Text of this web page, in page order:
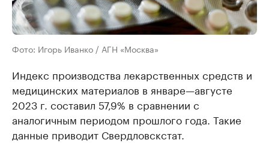
Фото: Игорь Иванко / АГН «Москва»
Индекс производства лекарственных средств и
медицинских материалов в январе—августе
2023 г. составил 57,9% в сравнении с
аналогичным периодом прошлого года. Такие
данные приводит Свердловскстат.